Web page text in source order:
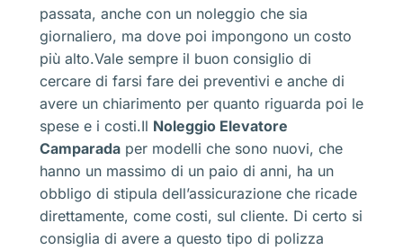
passata, anche con un noleggio che sia
giornaliero, ma dove poi impongono un costo
più alto.Vale sempre il buon consiglio di
cercare di farsi fare dei preventivi e anche di
avere un chiarimento per quanto riguarda poi le
spese e i costi.Il Noleggio Elevatore
Camparada per modelli che sono nuovi, che
hanno un massimo di un paio di anni, ha un
obbligo di stipula dell’assicurazione che ricade
direttamente, come costi, sul cliente. Di certo si
consiglia di avere a questo tipo di polizza